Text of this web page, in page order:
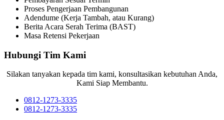
Proses Pengerjaan Pembangunan
Adendume (Kerja Tambah, atau Kurang)
Berita Acara Serah Terima (BAST)
Masa Retensi Pekerjaan
Hubungi Tim Kami
Silakan tanyakan kepada tim kami, konsultasikan kebutuhan Anda,
Kami Siap Membantu.
0812-1273-3335
0812-1273-3335